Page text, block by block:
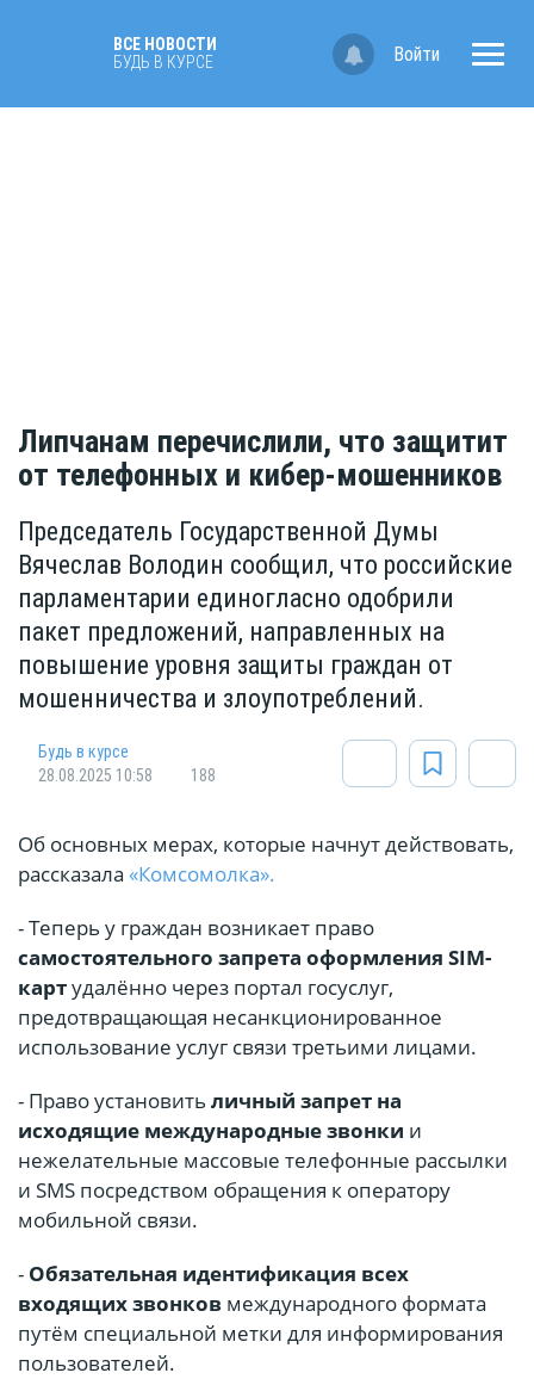
ВСЕ НОВОСТИ
БУДЬ В КУРСЕ
Войти
Липчанам перечислили, что защитит
от телефонных и кибер-мошенников
Председатель Государственной Думы
Вячеслав Володин сообщил, что российские
парламентарии единогласно одобрили
пакет предложений, направленных на
повышение уровня защиты граждан от
мошенничества и злоупотреблений.
Будь в курсе
28.08.2025 10:58
188
Об основных мерах, которые начнут действовать,
рассказала «Комсомолка».
- Теперь у граждан возникает право
самостоятельного запрета оформления SIM-
картудалённо через портал госуслуг,
предотвращающая несанкционированное
использование услуг связи третьими лицами.
- Право установить личный запрет на
исходящие международные звонки и
нежелательные массовые телефонные рассылки
и SMS посредством обращения к оператору
мобильной связи.
- Обязательная идентификация всех
входящих звонков международного формата
путём специальной метки для информирования
пользователей.